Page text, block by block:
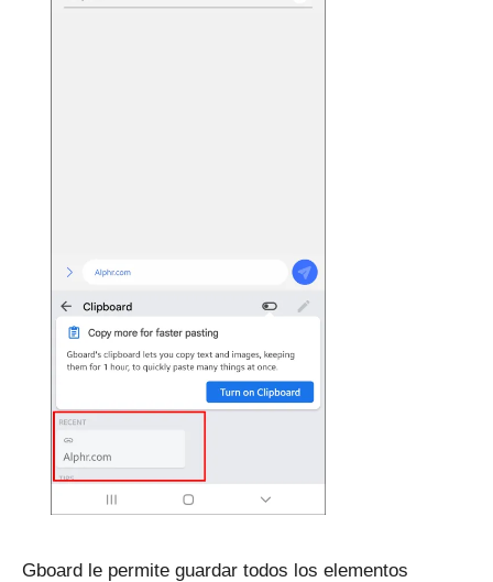
Gboard le permite guardar todos los elementos